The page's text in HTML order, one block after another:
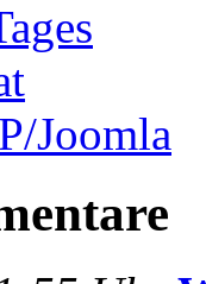
Joomla